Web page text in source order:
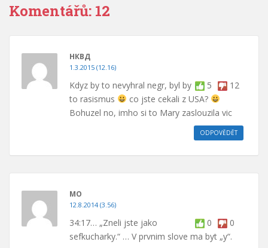
Komentářů: 12
НКВД
1.3.2015 (12.16)
5 12
Kdyz by to nevyhral negr, byl by
to rasismus
co jste cekali z USA?
Bohuzel no, imho si to Mary zaslouzila vic
ODPOVĚDĚT
MO
12.8.2014 (3.56)
0 0
34:17… „Zneli jste jako
sefkucharky.“ … V prvnim slove ma byt „y“.